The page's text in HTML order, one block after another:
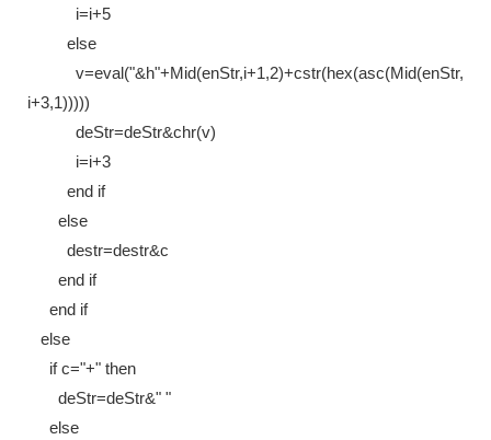
i=i+5
else
v=eval("&h"+Mid(enStr,i+1,2)+cstr(hex(asc(Mid(enStr,
i+3,1)))))
deStr=deStr&chr(v)
i=i+3
end if
else
destr=destr&c
end if
end if
else
if c="+" then
deStr=deStr&" "
else